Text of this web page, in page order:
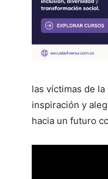
las víctimas de
inspiración y
hacia un futuro